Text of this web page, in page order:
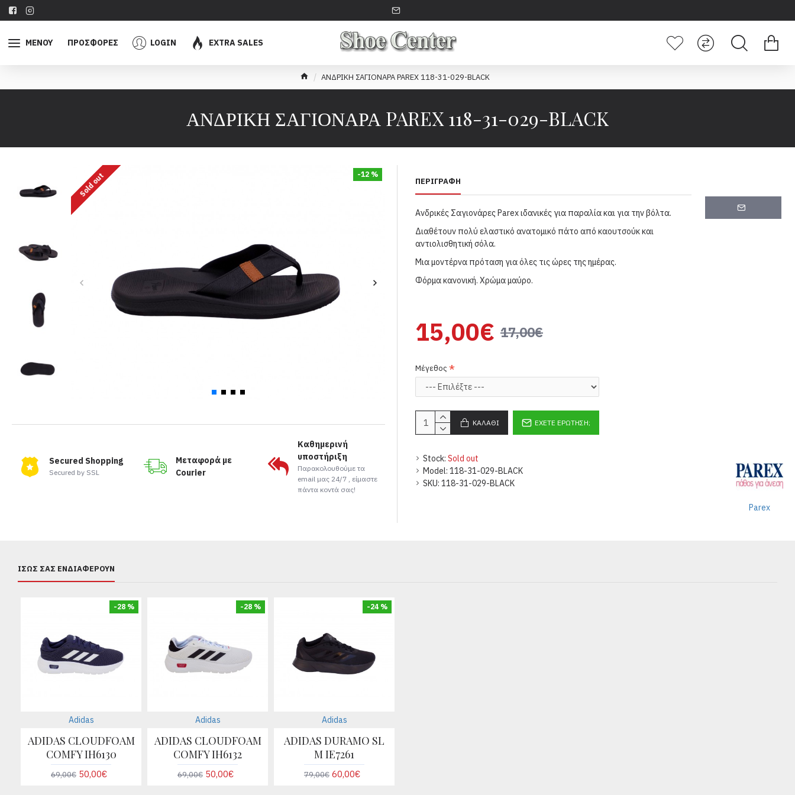
ΜΕΝΟΥ ΠΡΟΣΦΟΡΕΣ LOGIN EXTRA SALES
ΑΝΔΡΙΚΗ ΣΑΓΙΟΝΑΡΑ PAREX 118-31-029-BLACK
ΑΝΔΡΙΚΗ ΣΑΓΙΟΝΑΡΑ PAREX 118-31-029-BLACK
-12 %
Sold out
Secured Shopping
Secured by SSL
Μεταφορά με
Courier
Καθημερινή
υποστήριξη
Παρακολουθούμε τα
email μας 24/7 , είμαστε
πάντα κοντά σας!
ΠΕΡΙΓΡΑΦΉ
Ανδρικές Σαγιονάρες Parex ιδανικές για παραλία και για την βόλτα.
Διαθέτουν πολύ ελαστικό ανατομικό πάτο από καουτσούκ και
αντιολισθητική σόλα.
Μια μοντέρνα πρόταση για όλες τις ώρες της ημέρας.
Φόρμα κανονική. Χρώμα μαύρο.
Stock: Sold out
Model: 118-31-029-BLACK
SKU: 118-31-029-BLACK
Parex
17,00€
15,00€
Μέγεθος
ΚΑΛΆΘΙ ΈΧΕΤΕ ΕΡΏΤΗΣΗ;
ΊΣΩΣ ΣΑΣ ΕΝΔΙΑΦΈΡΟΥΝ
-28 %
Adidas
ADIDAS CLOUDFOAM
COMFY IH6130
69,00€ 50,00€
-28 %
Adidas
ADIDAS CLOUDFOAM
COMFY IH6132
69,00€ 50,00€
-24 %
Adidas
ADIDAS DURAMO SL
M IE7261
79,00€ 60,00€